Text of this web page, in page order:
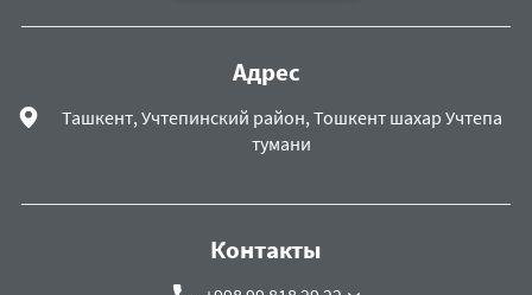
Адрес
Ташкент, Учтепинский район, Тошкент шахар Учтепа
тумани
Контакты